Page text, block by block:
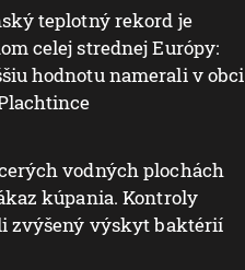
teplotný rekord je
celej strednej Európy:
hodnotu namerali v obci
vodných plochách
kúpania. Kontroly
zvýšený výskyt baktérií